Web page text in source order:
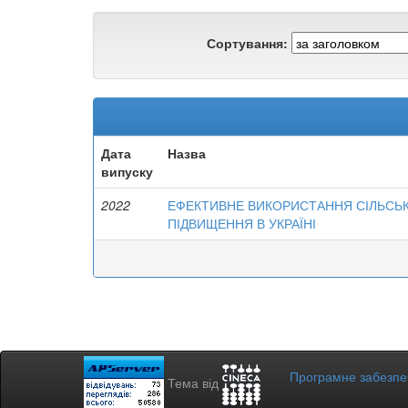
Сортування:
Дата
випуску
Назва
2022
ЕФЕКТИВНЕ ВИКОРИСТАННЯ
ПІДВИЩЕННЯ В УКРАЇНІ
Тема від Програмне